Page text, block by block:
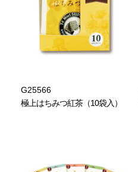
G25566
極上はちみつ紅茶（10袋入）